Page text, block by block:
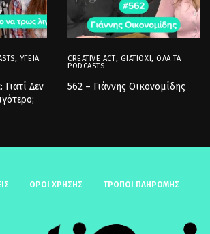
, ΥΓΕΊΑ
Δεν
CREATIVE ACT, GIATIOXI,ΌΛΑ ΤΑ
PODCASTS
562 – Γιάννης Οικονομίδης
ΟΡΟΙ ΧΡΗΣΗΣ ΤΡΟΠΟΙ ΠΛΗΡΩΜΗΣ